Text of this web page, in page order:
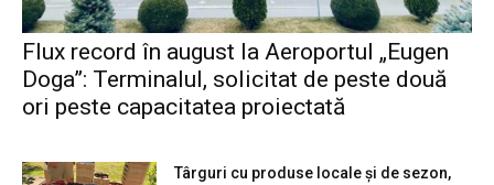
Flux record în august la Aeroportul „Eugen
Doga”: Terminalul, solicitat de peste două
ori peste capacitatea proiectată
Târguri cu produse locale și de sezon,